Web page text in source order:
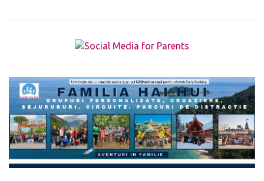
The form you have selected does not exist.